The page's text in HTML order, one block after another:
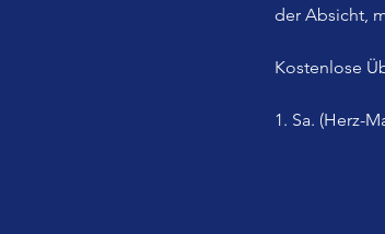
der Absicht,
Kostenlose
1. Sa. (Herz-